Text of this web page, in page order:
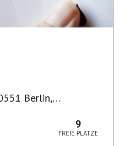
Berlin,
9
FREIE PLÄTZE